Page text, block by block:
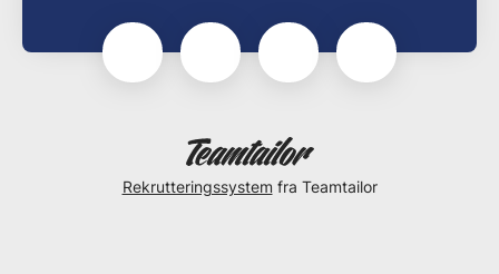
Rekrutteringssystem fra Teamtailor